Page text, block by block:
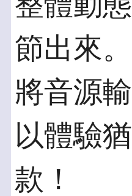
節出來
將音源
以體驗
款！